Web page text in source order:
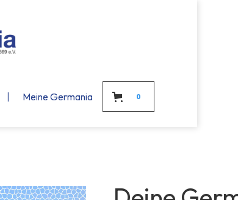
Meine Germania
Meine Germania 0